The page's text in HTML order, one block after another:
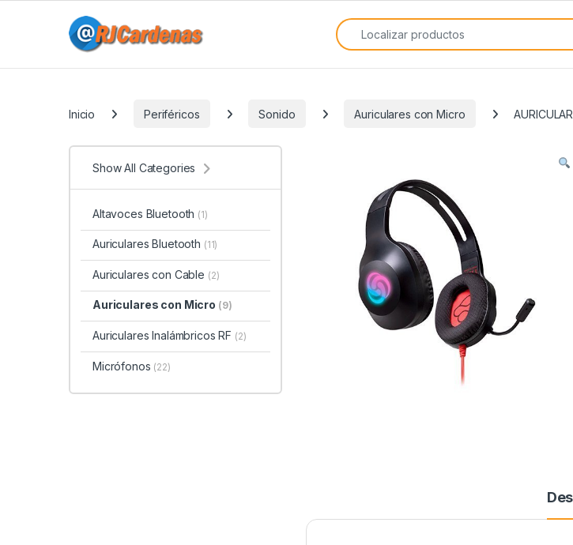
Search for:
Inicio Periféricos Sonido Auriculares con Micro
Show All Categories
Altavoces Bluetooth (1)
Auriculares Bluetooth (11)
Auriculares con Cable (2)
Auriculares con Micro (9)
Auriculares Inalámbricos RF (2)
Micrófonos (22)